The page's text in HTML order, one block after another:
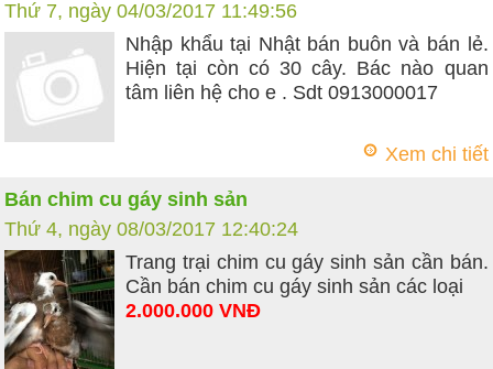
Thứ 7, ngày 04/03/2017 11:49:56
Nhập khẩu tại Nhật bán buôn và bán lẻ.
Hiện tại còn có 30 cây. Bác nào quan
tâm liên hệ cho e . Sdt 0913000017
Xem chi tiết
Bán chim cu gáy sinh sản
Thứ 4, ngày 08/03/2017 12:40:24
Trang trại chim cu gáy sinh sản cần bán.
Cần bán chim cu gáy sinh sản các loại
2.000.000 VNĐ